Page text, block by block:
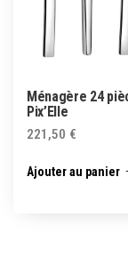
Ménagère 24
Pix’Elle
221,50 €
Ajouter au panier